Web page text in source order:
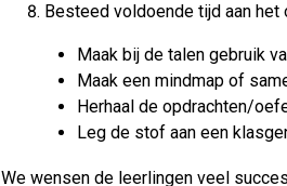
Besteed voldoende tijd aan het
Maak bij de talen gebruik
Maak een mindmap of
Herhaal de opdrachten/
Leg de stof aan een
We wensen de leerlingen veel